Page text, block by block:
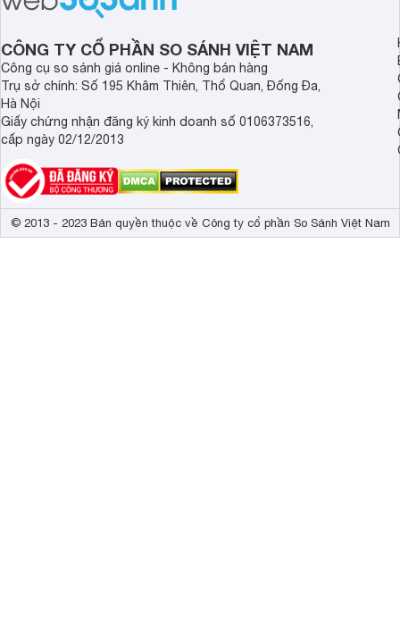
CÔNG TY CỔ PHẦN SO SÁNH VIỆT NAM
Công cụ so sánh giá online - Không bán hàng
Trụ sở chính: Số 195 Khâm Thiên, Thổ Quan, Đống Đa,
Hà Nội
Giấy chứng nhận đăng ký kinh doanh số 0106373516,
cấp ngày 02/12/2013
© 2013 - 2023 Bản quyền thuộc về Công ty cổ phần So Sánh Việt Nam